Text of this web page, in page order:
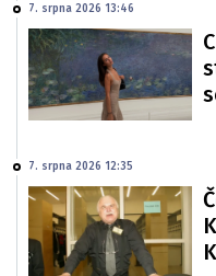
7. srpna 2026 13:46
7. srpna 2026 12:35